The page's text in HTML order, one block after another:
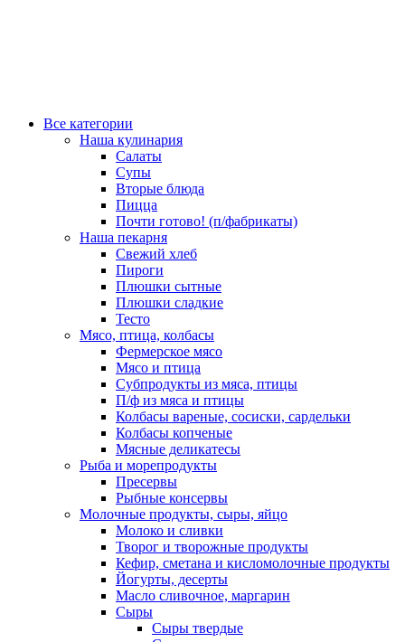
Все категории
Наша кулинария
Салаты
Супы
Вторые блюда
Пицца
Почти готово! (п/фабрикаты)
Наша пекарня
Свежий хлеб
Пироги
Плюшки сытные
Плюшки сладкие
Тесто
Мясо, птица, колбасы
Фермерское мясо
Мясо и птица
Субпродукты из мяса, птицы
П/ф из мяса и птицы
Колбасы вареные, сосиски, сардельки
Колбасы копченые
Мясные деликатесы
Рыба и морепродукты
Пресервы
Рыбные консервы
Молочные продукты, сыры, яйцо
Молоко и сливки
Творог и творожные продукты
Кефир, сметана и кисломолочные продукты
Йогурты, десерты
Масло сливочное, маргарин
Сыры
Сыры твердые